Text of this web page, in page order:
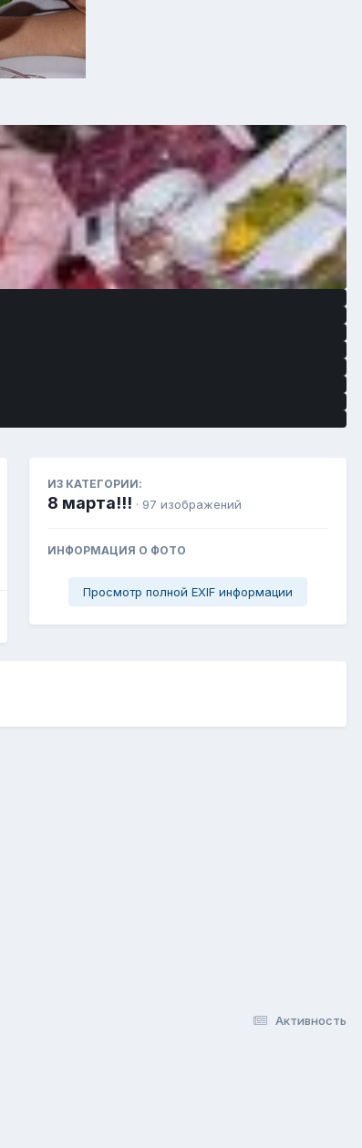
ИЗ КАТЕГОРИИ:
8 марта!!! · 97 изображений
ИНФОРМАЦИЯ О ФОТО
Просмотр полной EXIF информации
Активность